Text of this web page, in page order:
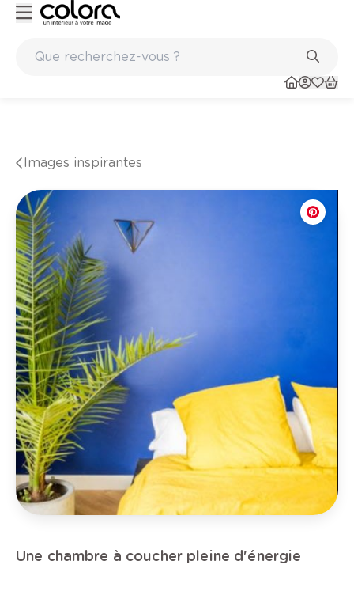
Images inspirantes
Une chambre à coucher pleine d'énergie